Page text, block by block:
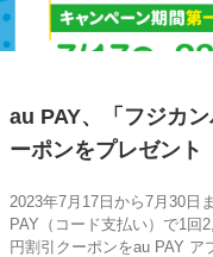
au PAY、「フジカ
ーポンをプレゼント
2023年7月17日から7月30日
PAY（コード支払い）で1回
円割引クーポンをau PAY ア